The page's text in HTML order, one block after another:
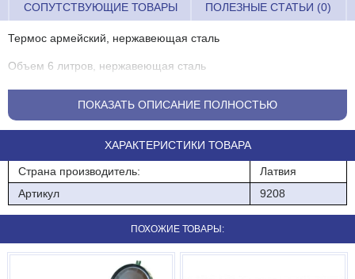
СОПУТСТВУЮЩИЕ ТОВАРЫ ПОЛЕЗНЫЕ СТАТЬИ (0)
Термос армейский, нержавеющая сталь
Объем 6 литров, нержавеющая сталь
Диаметр 26 см
Высота 27 см
ПОКАЗАТЬ ОПИСАНИЕ ПОЛНОСТЬЮ
ХАРАКТЕРИСТИКИ ТОВАРА
Страна производитель:
Латвия
Артикул
9208
ПОХОЖИЕ ТОВАРЫ: